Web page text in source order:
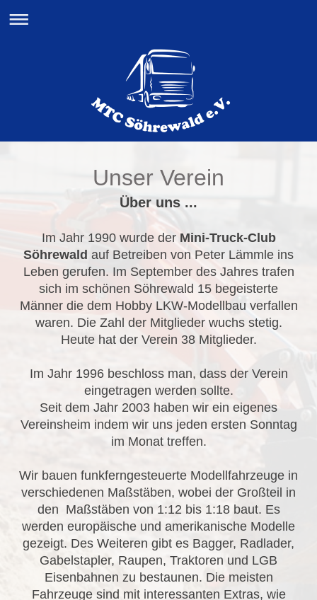
Unser Verein
Über uns ...
Im Jahr 1990 wurde der Mini-Truck-Club
Söhrewald auf Betreiben von Peter Lämmle ins
Leben gerufen. Im September des Jahres trafen
sich im schönen Söhrewald 15 begeisterte
Männer die dem Hobby LKW-Modellbau verfallen
waren. Die Zahl der Mitglieder wuchs stetig.
Heute hat der Verein 38 Mitglieder.
Im Jahr 1996 beschloss man, dass der Verein
eingetragen werden sollte.
Seit dem Jahr 2003 haben wir ein eigenes
Vereinsheim indem wir uns jeden ersten Sonntag
im Monat treffen.
Wir bauen funkferngesteuerte Modellfahrzeuge in
verschiedenen Maßstäben, wobei der Großteil in
den Maßstäben von 1:12 bis 1:18 baut. Es
werden europäische und amerikanische Modelle
gezeigt. Des Weiteren gibt es Bagger, Radlader,
Gabelstapler, Raupen, Traktoren und LGB
Eisenbahnen zu bestaunen. Die meisten
Fahrzeuge sind mit interessanten Extras, wie